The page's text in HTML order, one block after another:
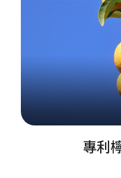
專利